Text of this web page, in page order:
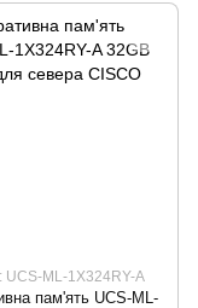
UCS-ML-1X324RY-A
пам'ять UCS-ML-